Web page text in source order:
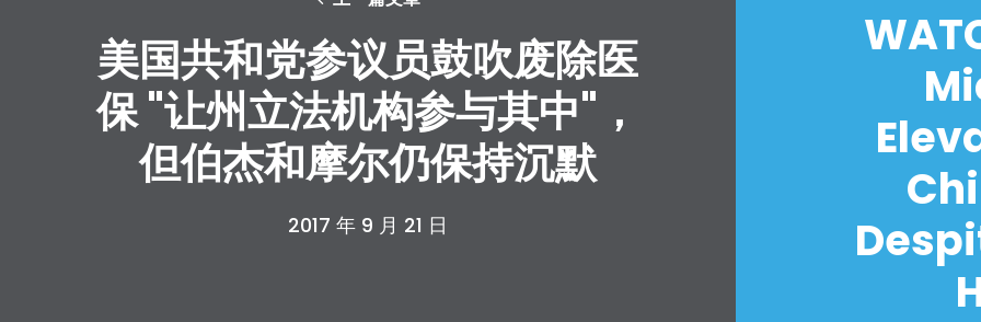
美国共和党参议员鼓吹废除医
保 "让州立法机构参与其中"，
但伯杰和摩尔仍保持沉默
2017 年 9 月 21 日